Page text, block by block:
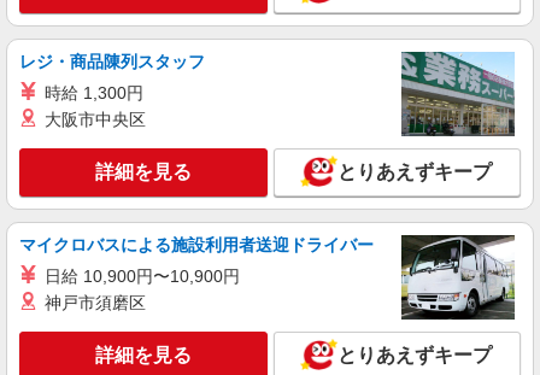
洗浄
時給：1,320円〜 月収例：53,000円（時給×2H
実働×20日稼働＋各種手当） ※基本残業なし ※扶
養範囲のため雇用保険は未加入、所得税も対象外
となります ※1ヶ月40時間勤務された場合は、総
支給及び差引後の見込み金額は53,000円となりま
兵庫県三木市 勤務詳細：三木市 通勤方法：車/
バイク 最寄り駅：新三田駅から車13分 ※構内の
キープ 詳細を見る
レジ・商品陳列スタッフ
時給 1,300円
大阪市中央区
詳細を見る とりあえずキープ
マイクロバスによる施設利用者送迎ドライバー
日給 10,900円〜10,900円
神戸市須磨区
詳細を見る とりあえずキープ